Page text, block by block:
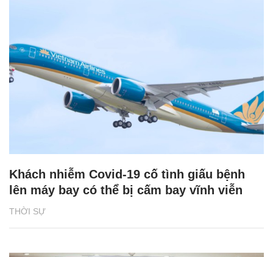
THỜI SỰ
Khách nhiễm Covid-19 cố tình giấu bệnh
lên máy bay có thể bị cấm bay vĩnh viễn